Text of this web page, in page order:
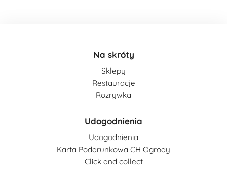
Na skróty
Sklepy
Restauracje
Rozrywka
Udogodnienia
Udogodnienia
Karta Podarunkowa CH Ogrody
Click and collect